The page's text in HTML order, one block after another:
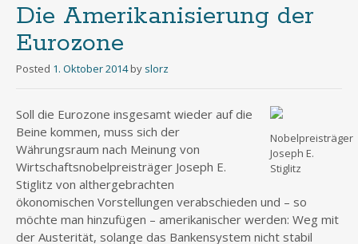
Die Amerikanisierung der
Eurozone
Posted 1. Oktober 2014 by slorz
Nobelpreisträger
Joseph E.
Stiglitz
Soll die Eurozone insgesamt wieder auf die
Beine kommen, muss sich der
Währungsraum nach Meinung von
Wirtschaftsnobelpreisträger Joseph E.
Stiglitz von althergebrachten
ökonomischen Vorstellungen verabschieden und – so
möchte man hinzufügen – amerikanischer werden: Weg mit
der Austerität, solange das Bankensystem nicht stabil